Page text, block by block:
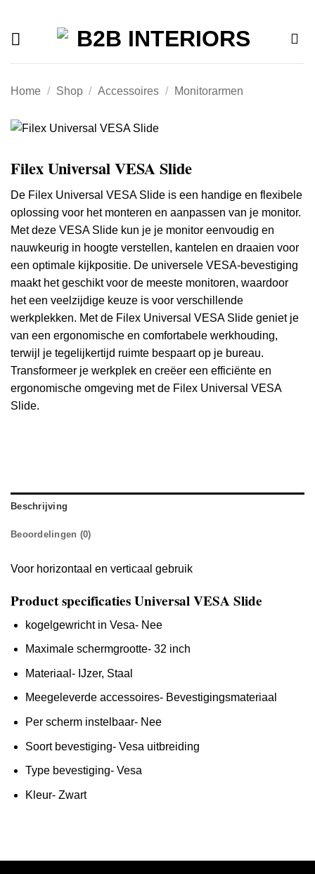
inhoud
Home / Shop / Accessoires / Monitorarmen
Filex Universal VESA Slide
De Filex Universal VESA Slide is een handige en flexibele
oplossing voor het monteren en aanpassen van je monitor.
Met deze VESA Slide kun je je monitor eenvoudig en
nauwkeurig in hoogte verstellen, kantelen en draaien voor
een optimale kijkpositie. De universele VESA-bevestiging
maakt het geschikt voor de meeste monitoren, waardoor
het een veelzijdige keuze is voor verschillende
werkplekken. Met de Filex Universal VESA Slide geniet je
van een ergonomische en comfortabele werkhouding,
terwijl je tegelijkertijd ruimte bespaart op je bureau.
Transformeer je werkplek en creëer een efficiënte en
ergonomische omgeving met de Filex Universal VESA
Slide.
Beschrijving
Beoordelingen (0)
Voor horizontaal en verticaal gebruik
Product specificaties Universal VESA Slide
kogelgewricht in Vesa- Nee
Maximale schermgrootte- 32 inch
Materiaal- IJzer, Staal
Meegeleverde accessoires- Bevestigingsmateriaal
Per scherm instelbaar- Nee
Soort bevestiging- Vesa uitbreiding
Type bevestiging- Vesa
Kleur- Zwart